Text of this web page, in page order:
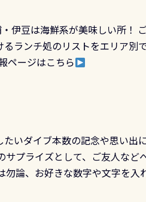
す。コースを修了されたら、
たPADIダイブセンター／リゾ
ることが出来るので、付き添
参加ください！ 写真撮影の練
細はこちら
伊豆は海鮮系が美味しい所！
ランチ処のリストをエリア
ページはこちら
いダイブ本数の記念や思い出
サプライズとして、ご友人な
勿論、お好きな数字や文字を